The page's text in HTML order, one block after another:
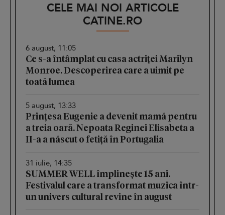
CELE MAI NOI ARTICOLE
CATINE.RO
6 august, 11:05
Ce s-a întâmplat cu casa actriței Marilyn
Monroe. Descoperirea care a uimit pe
toată lumea
5 august, 13:33
Prințesa Eugenie a devenit mamă pentru
a treia oară. Nepoata Reginei Elisabeta a
II-a a născut o fetiță în Portugalia
31 iulie, 14:35
SUMMER WELL împlinește 15 ani.
Festivalul care a transformat muzica într-
un univers cultural revine în august